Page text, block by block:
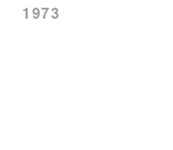
1973